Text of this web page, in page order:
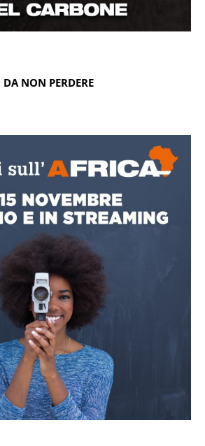
DA NON PERDERE